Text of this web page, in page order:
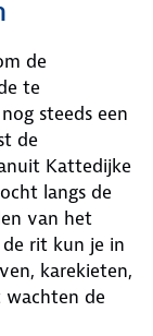
de
te
steeds een
de
Kattedijke
langs de
van het
rit kun je in
karekieten,
wachten de